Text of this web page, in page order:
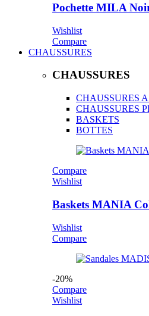
Pochette MILA
Wishlist
Compare
CHAUSSURES
CHAUSSURES
CHAUSSURES
CHAUSSURES
BASKETS
BOTTES
Compare
Wishlist
Baskets MANIA
Wishlist
Compare
-20%
Compare
Wishlist